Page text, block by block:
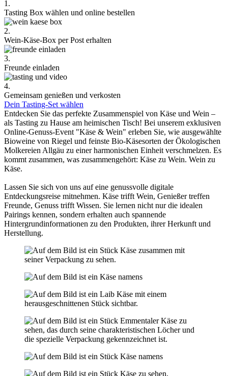
1.
Tasting Box wählen und online bestellen
2.
Wein-Käse-Box per Post erhalten
3.
Freunde einladen
4.
Gemeinsam genießen und verkosten
Dein Tasting-Set wählen
Entdecken Sie das perfekte Zusammenspiel von Käse und Wein –
als Tasting zu Hause am heimischen Tisch! Bei unserem exklusiven
Online-Genuss-Event "Käse & Wein" erleben Sie, wie ausgewählte
Bioweine von Riegel und feinste Bio-Käsesorten der Ökologischen
Molkereien Allgäu zu einer harmonischen Einheit verschmelzen. Es
kommt zusammen, was zusammengehört: Käse zu Wein. Wein zu
Käse.
Lassen Sie sich von uns auf eine genussvolle digitale
Entdeckungsreise mitnehmen. Käse trifft Wein, Genießer treffen
Freunde, Genuss trifft Wissen. Sie lernen nicht nur die idealen
Pairings kennen, sondern erhalten auch spannende
Hintergrundinformationen zu den Produkten, ihrer Herkunft und
Herstellung.